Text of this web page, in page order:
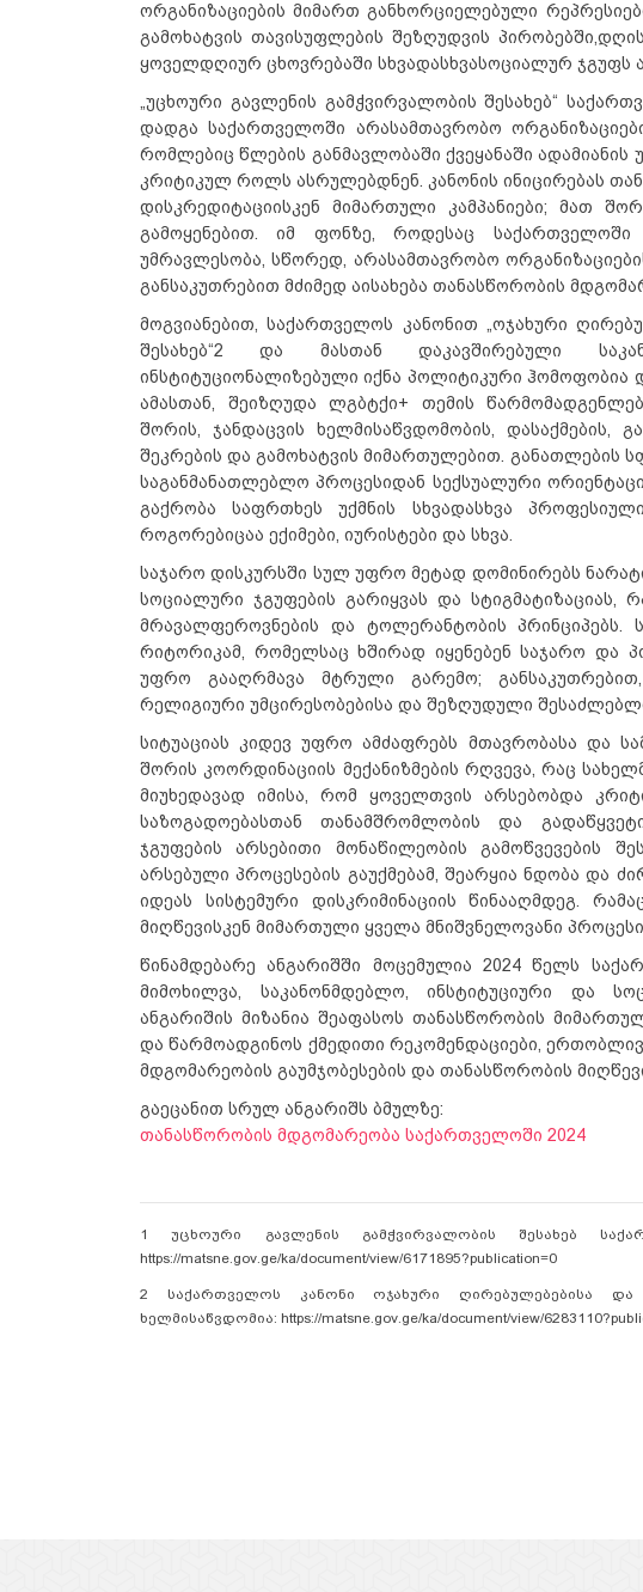
ორგანიზაციების მიმართ განხორციელებული
გამოხატვის თავისუფლების შეზღუდვის
ყოველდღიურ ცხოვრებაში სხვადასხვასოციალურ ჯგუფს
„უცხოური გავლენის გამჭვირვალობის შესახებ“
დადგა საქართველოში არასამთავრობო
რომლებიც წლების განმავლობაში ქვეყანაში ადამიანის
კრიტიკულ როლს ასრულებდნენ. კანონის ინიცირებას
დისკრედიტაციისკენ მიმართული კამპანიები; მათ
გამოყენებით. იმ ფონზე, როდესაც საქართველოში
უმრავლესობა, სწორედ, არასამთავრობო
განსაკუთრებით მძიმედ აისახება თანასწორობის
მოგვიანებით, საქართველოს კანონით „ოჯახური
შესახებ“2 და მასთან დაკავშირებული
ინსტიტუციონალიზებული იქნა პოლიტიკური ჰომოფობია
ამასთან, შეიზღუდა ლგბტქი+ თემის
შორის, ჯანდაცვის ხელმისაწვდომობის, დასაქმების,
შეკრების და გამოხატვის მიმართულებით. განათლების
საგანმანათლებლო პროცესიდან სექსუალური
გაქრობა საფრთხეს უქმნის სხვადასხვა
როგორებიცაა ექიმები, იურისტები და სხვა.
საჯარო დისკურსში სულ უფრო მეტად დომინირებს
სოციალური ჯგუფების გარიყვას და სტიგმატიზაციას,
მრავალფეროვნების და ტოლერანტობის პრინციპებს.
რიტორიკამ, რომელსაც ხშირად იყენებენ საჯარო და
უფრო გააღრმავა მტრული გარემო;
რელიგიური უმცირესობებისა და შეზღუდული
სიტუაციას კიდევ უფრო ამძაფრებს მთავრობასა და
შორის კოორდინაციის მექანიზმების რღვევა, რაც
მიუხედავად იმისა, რომ ყოველთვის არსებობდა
საზოგადოებასთან თანამშრომლობის და
ჯგუფების არსებითი მონაწილეობის გამოწვევების
არსებული პროცესების გაუქმებამ, შეარყია ნდობა და
იდეას სისტემური დისკრიმინაციის წინააღმდეგ.
მიღწევისკენ მიმართული ყველა მნიშვნელოვანი პროცესი.
წინამდებარე ანგარიშში მოცემულია 2024 წელს
მიმოხილვა, საკანონმდებლო, ინსტიტუციური და
ანგარიშის მიზანია შეაფასოს თანასწორობის
და წარმოადგინოს ქმედითი რეკომენდაციები,
მდგომარეობის გაუმჯობესების და თანასწორობის
გაეცანით სრულ ანგარიშს ბმულზე:
თანასწორობის მდგომარეობა საქართველოში 2024
1 უცხოური გავლენის გამჭვირვალობის შესახებ
https://matsne.gov.ge/ka/document/view/6171895?publication=0
2 საქართველოს კანონი ოჯახური ღირებულებებისა
ხელმისაწვდომია: https://matsne.gov.ge/ka/document/view/